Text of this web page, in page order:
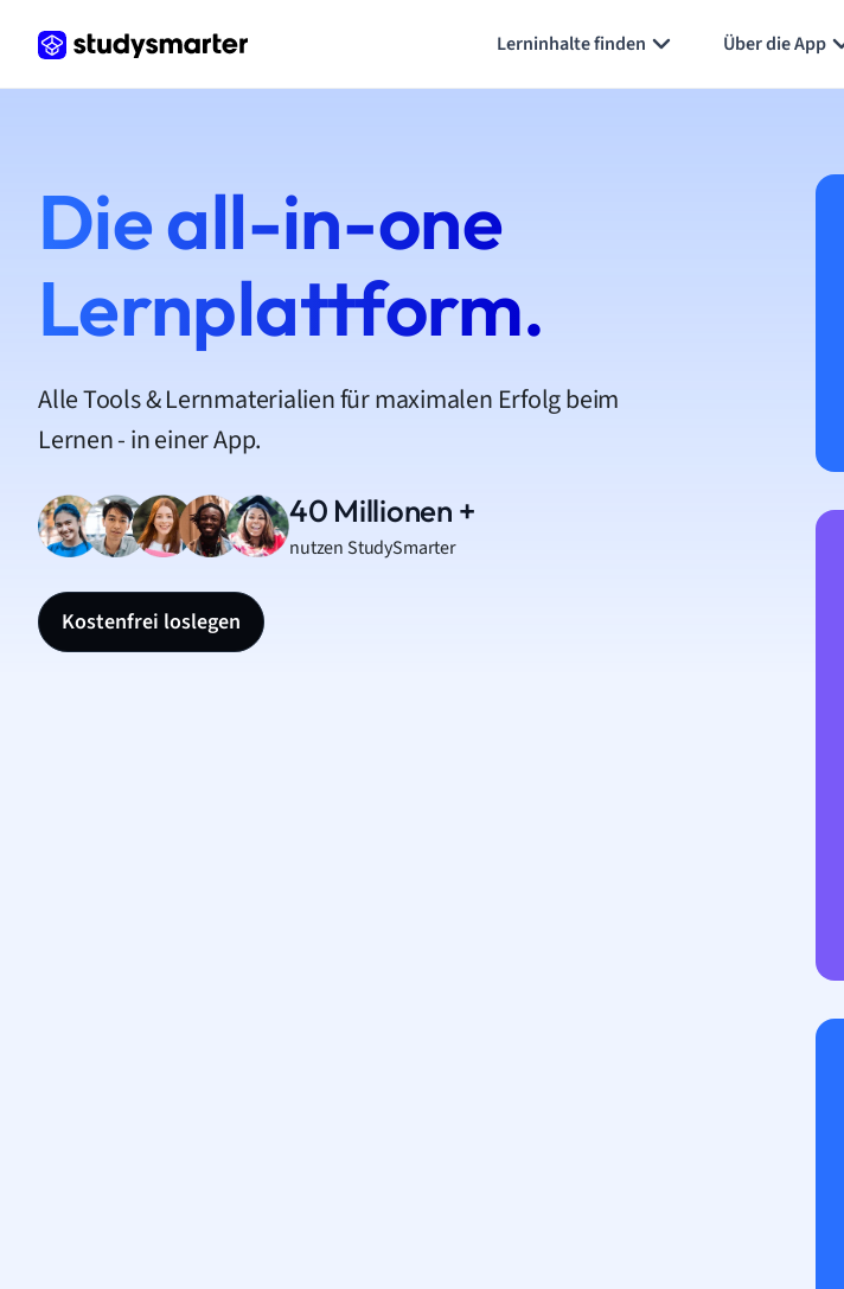
Lerninhalte finden Über die App
Die all-in-one
Lernplattform.
Alle Tools & Lernmaterialien für maximalen Erfolg beim
Lernen - in einer App.
40 Millionen +
nutzen StudySmarter
Kostenfrei loslegen